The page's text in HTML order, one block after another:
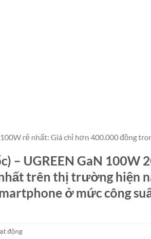
rẻ nhất: Giá chỉ hơn 400.000 đồng
– UGREEN GaN 100W
trên thị trường hiện
ở mức công
động